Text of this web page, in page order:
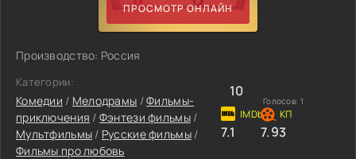
ПРОСМОТР ОНЛАЙН
Производство: Россия
Категории:
Комедии / Мелодрамы /Фильмы-
приключения / Фэнтези фильмы/
Мультфильмы / Русские фильмы/
Фильмы про любовь
10
Голосов: 1
7.1 7.93